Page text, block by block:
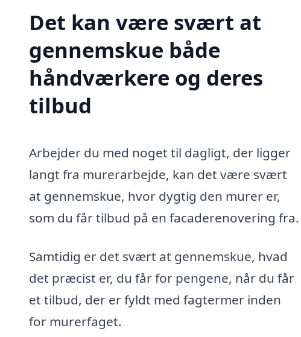
Det kan være svært at
gennemskue både
håndværkere og deres
tilbud
Arbejder du med noget til dagligt, der ligger
langt fra murerarbejde, kan det være svært
at gennemskue, hvor dygtig den murer er,
som du får tilbud på en facaderenovering fra.
Samtidig er det svært at gennemskue, hvad
det præcist er, du får for pengene, når du får
et tilbud, der er fyldt med fagtermer inden
for murerfaget.